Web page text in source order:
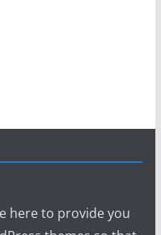
here to provide you